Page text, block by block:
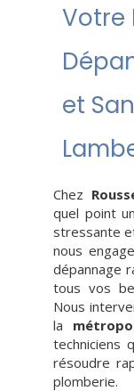
Votre
et
Chez
quel point
stressante
nous
dépannage
tous vos
Nous
la
techniciens
résoudre
plomberie.